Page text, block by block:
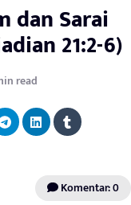
dan Sarai
21:2-6)
read
Komentar: 0